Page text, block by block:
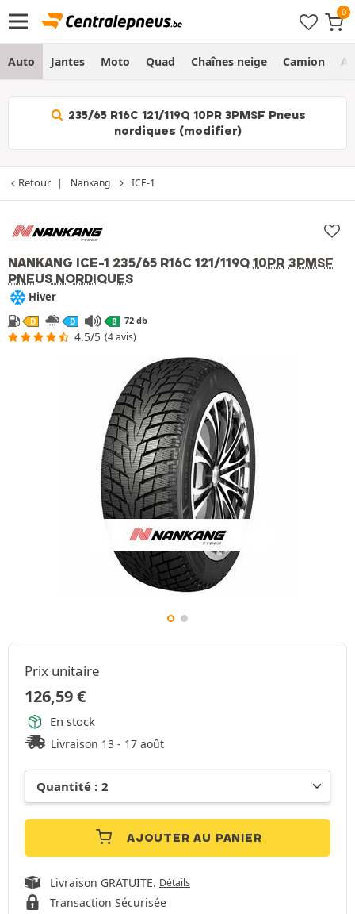
Auto Jantes Moto Quad Chaînes neige Camion
235/65 R16C 121/119Q 10PR 3PMSF Pneus
nordiques (modifier)
Retour Nankang ICE-1
NANKANG ICE-1 235/65 R16C 121/119Q 10PR 3PMSF
PNEUS NORDIQUES
Hiver
D D B 72 db
4.5/5 (4 avis)
Prix unitaire
126,59€
En stock
Livraison 13 - 17 août
AJOUTER AU PANIER
Livraison GRATUITE. Détails
Transaction Sécurisée